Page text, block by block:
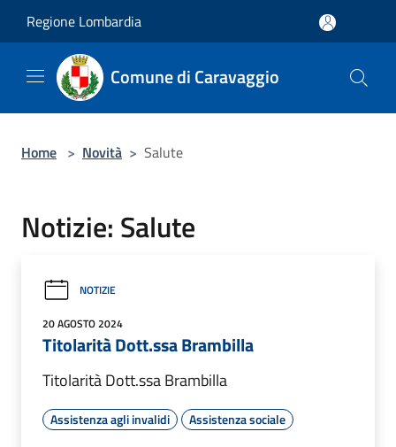
Regione Lombardia
Comune di Caravaggio
Home > Novità > Salute
Notizie: Salute
NOTIZIE
20 AGOSTO 2024
Titolarità Dott.ssa Brambilla
Titolarità Dott.ssa Brambilla
Assistenza agli invalidi Assistenza sociale